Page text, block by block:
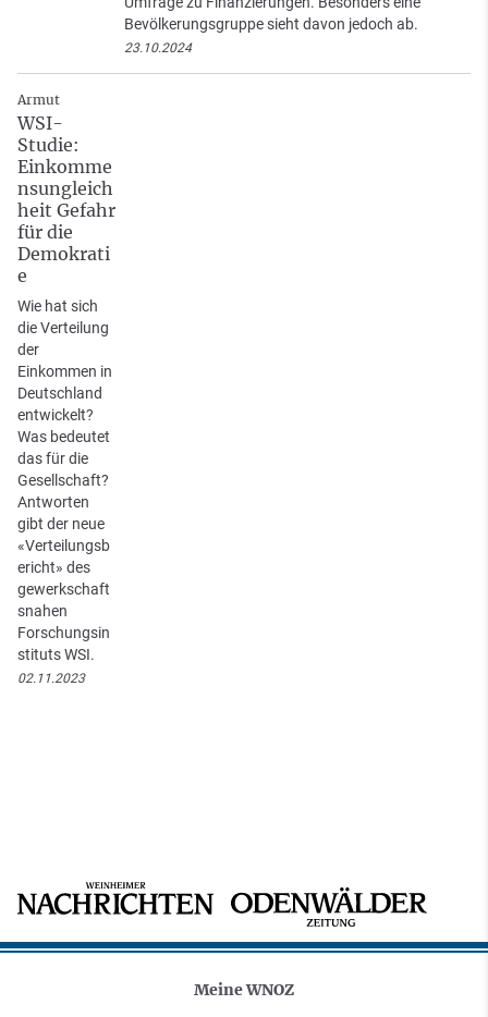
Bevölkerungsgruppe sieht davon jedoch ab.
23.10.2024
Armut
WSI-
Studie:
Einkomme
nsungleich
heit Gefahr
für die
Demokrati
e
Wie hat sich
die Verteilung
der
Einkommen in
Deutschland
entwickelt?
Was bedeutet
das für die
Gesellschaft?
Antworten
gibt der neue
«Verteilungsb
ericht» des
gewerkschaft
snahen
Forschungsin
stituts WSI.
02.11.2023
Meine WNOZ